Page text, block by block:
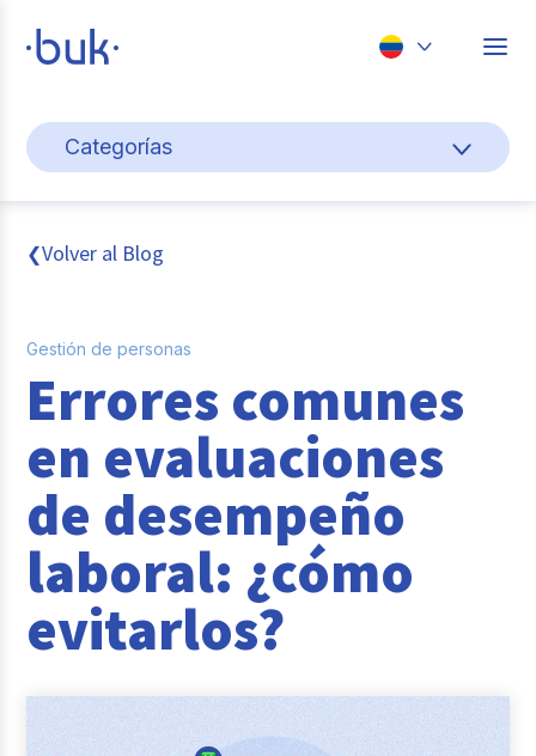
Perú
Categorías
Cultura y bienestar laboral
Gestión de personas
Pago de nómina
Buk
Transformación digital
Tendencias y Data
Reclutamiento y Selección
Casos de éxito
Entrevistas
❮Volver al Blog
Gestión de personas
Errores comunes
en evaluaciones
de desempeño
laboral: ¿cómo
evitarlos?